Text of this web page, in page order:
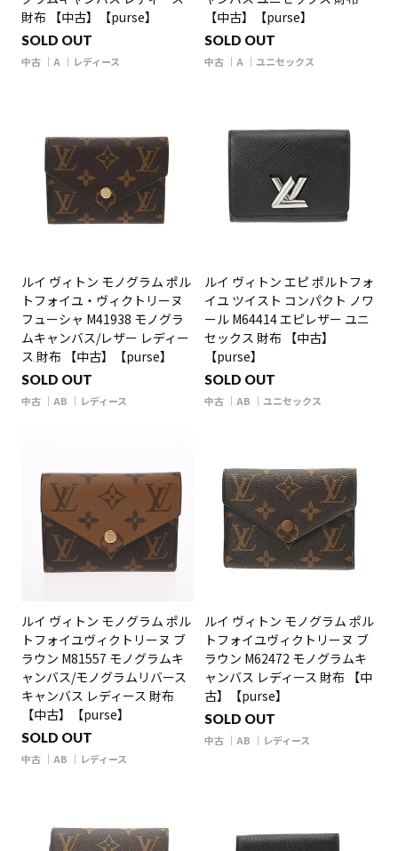
財布 【中古】【purse】
SOLD OUT
中古 A レディース
【中古】【purse】
SOLD OUT
中古 A ユニセックス
ルイ ヴィトン モノグラム ポル
トフォイユ・ヴィクトリーヌ
フューシャ M41938 モノグラ
ムキャンバス/レザー レディー
ス 財布 【中古】【purse】
SOLD OUT
中古 AB レディース
ルイ ヴィトン エピ ポルトフォ
イユ ツイスト コンパクト ノワ
ール M64414 エピレザー ユニ
セックス 財布 【中古】
【purse】
SOLD OUT
中古 AB ユニセックス
ルイ ヴィトン モノグラム ポル
トフォイユヴィクトリーヌ ブ
ラウン M81557 モノグラムキ
ャンバス/モノグラムリバース
キャンバス レディース 財布
【中古】【purse】
SOLD OUT
中古 AB レディース
ルイ ヴィトン モノグラム ポル
トフォイユヴィクトリーヌ ブ
ラウン M62472 モノグラムキ
ャンバス レディース 財布 【中
古】【purse】
SOLD OUT
中古 AB レディース